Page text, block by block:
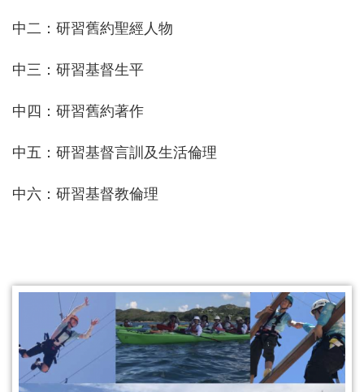
中二：研習舊約聖經人物
中三：研習基督生平
中四：研習舊約著作
中五：研習基督言訓及生活倫理
中六：研習基督教倫理